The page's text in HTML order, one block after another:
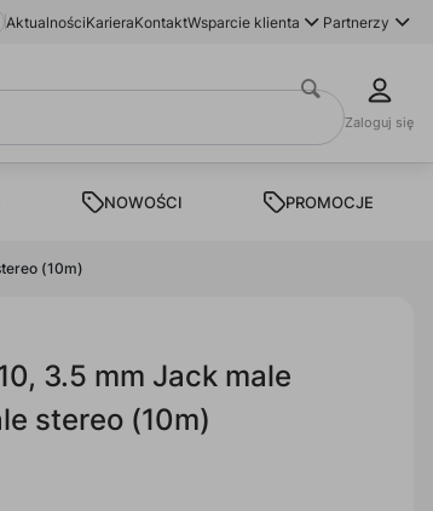
AktualnościKarieraKontaktWsparcie klienta Partnerzy
Zaloguj się
NOWOŚCI PROMOCJE
(10m)
3.5 mm Jack male
stereo (10m)